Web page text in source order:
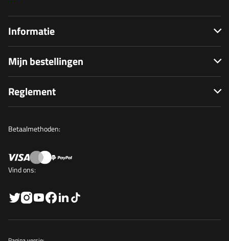
Informatie
Mijn bestellingen
Reglement
Betaalmethoden:
Vind ons: